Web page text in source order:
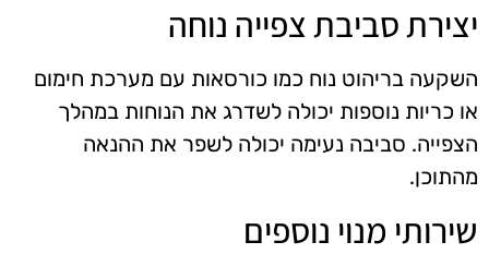
יצירת סביבת צפייה נוחה
השקעה בריהוט נוח כמו כורסאות עם מערכת חימום
או כריות נוספות יכולה לשדרג את הנוחות במהלך
הצפייה. סביבה נעימה יכולה לשפר את ההנאה
מהתוכן.
שירותי מנוי נוספים